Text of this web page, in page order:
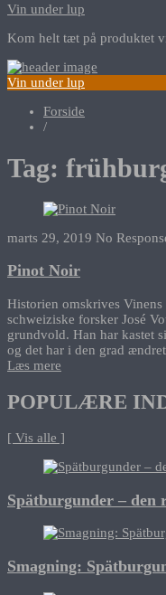
Vin under lup
Kom helt tæt på produktet
Vin under lup
Forside
/
Tag:
marts 29, 2019 No
Pinot Noir
Historien omskrives
schweiziske forsker José
grundvold. Han har kastet
og det har i den grad
Læs mere
POPULÆRE
[ Vis alle ]
Spätburgunder – den
Smagning: